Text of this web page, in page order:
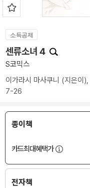
소득공제
센류소녀 4
S코믹스
이가라시 마사쿠니 (지은이),
7-26
종이책
카드최대혜택가
전자책